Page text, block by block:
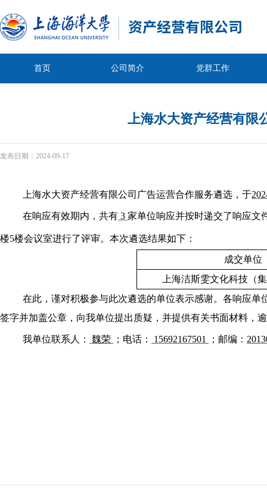
首页 公司简介 党群工作
上海水大资产经营有限
发布日期： 2024-09-17
上海水大资产经营有限公司 广告运营合作服务遴选，于202
在响应有效期内，共有 3 家单位响应并按时递交了响应文
楼5楼会议室进行了评审。本次遴选结果如下：
成交单位
上海洁斯雯文化科技（
在此，谨对积极参与此次遴选的单位表示感谢。各响应
签字并加盖公章，向我单位提出质疑，并提供有关书面材料，
我单位联系人： 魏荣 ；电话： 15692167501 ；邮编：